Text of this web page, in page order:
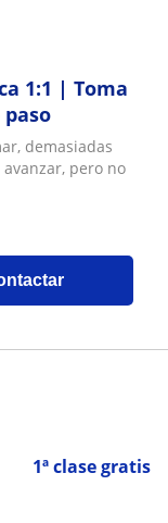
1:1 | Toma
demasiadas
pero no
1ª clase gratis